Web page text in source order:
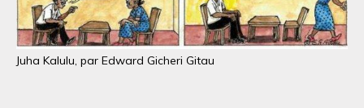
Juha Kalulu, par Edward Gicheri Gitau